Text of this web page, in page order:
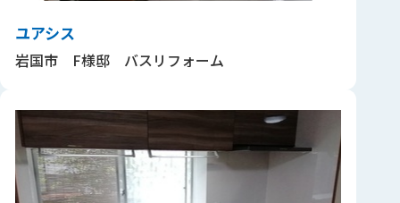
ユアシス
岩国市 F様邸 バスリフォーム